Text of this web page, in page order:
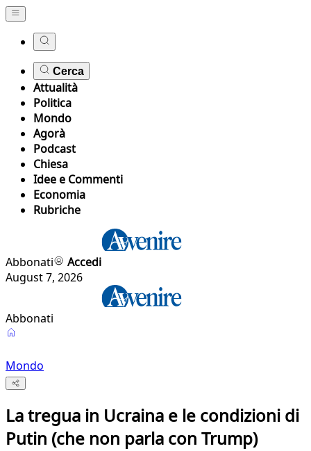
Cerca
Attualità
Politica
Mondo
Agorà
Podcast
Chiesa
Idee e Commenti
Economia
Rubriche
Abbonati
Accedi
August 7, 2026
Abbonati
Mondo
La tregua in Ucraina e le condizioni di
Putin (che non parla con Trump)